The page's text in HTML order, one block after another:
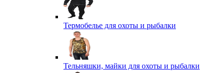
Термобелье для охоты и рыбалки
Тельняшки, майки для охоты и рыбалки